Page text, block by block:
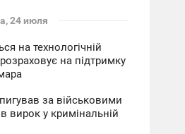
24 июля
на технологічній
розраховує на підтримку
за військовими
вирок у кримінальній